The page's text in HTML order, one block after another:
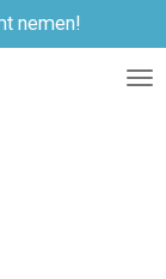
nemen!